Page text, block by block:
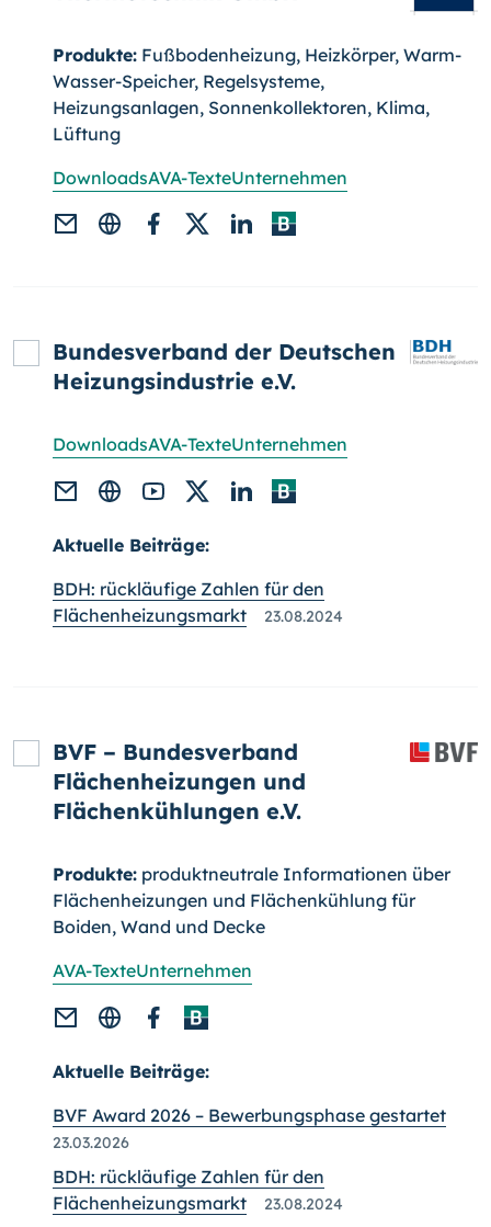
Produkte: Fußbodenheizung, Heizkörper, Warm-
Wasser-Speicher, Regel­systeme,
Heizungsanlagen, Sonnenkollektoren, Klima,
Lüftung
DownloadsAVA-TexteUnternehmen
Bundesverband der Deutschen
Heizungsindustrie e.V.
DownloadsAVA-TexteUnternehmen
Aktuelle Beiträge:
BDH: rückläufige Zahlen für den
Flächenheizungsmarkt
23.08.2024
BVF – Bundesverband
Flächenheizungen und
Flächenkühlungen e.V.
Produkte: produktneutrale Informationen über
Flächenheizungen und Flächen­kühlung für
Boiden, Wand und Decke
AVA-TexteUnternehmen
Aktuelle Beiträge:
BVF Award 2026 – Bewerbungsphase gestartet
23.03.2026
BDH: rückläufige Zahlen für den
Flächenheizungsmarkt
23.08.2024